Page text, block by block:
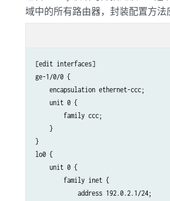
        }
    }
        interface fxp0.0 {
            disable;
        }
    }
域中的所有路由器，封装配置方法
[edit interfaces]
ge-1/0/0 {
    encapsulation ethernet-ccc;
    unit 0 {
        family ccc;
    }
}
lo0 {
    unit 0 {
        family inet {
            address 192.0.2.1/24;